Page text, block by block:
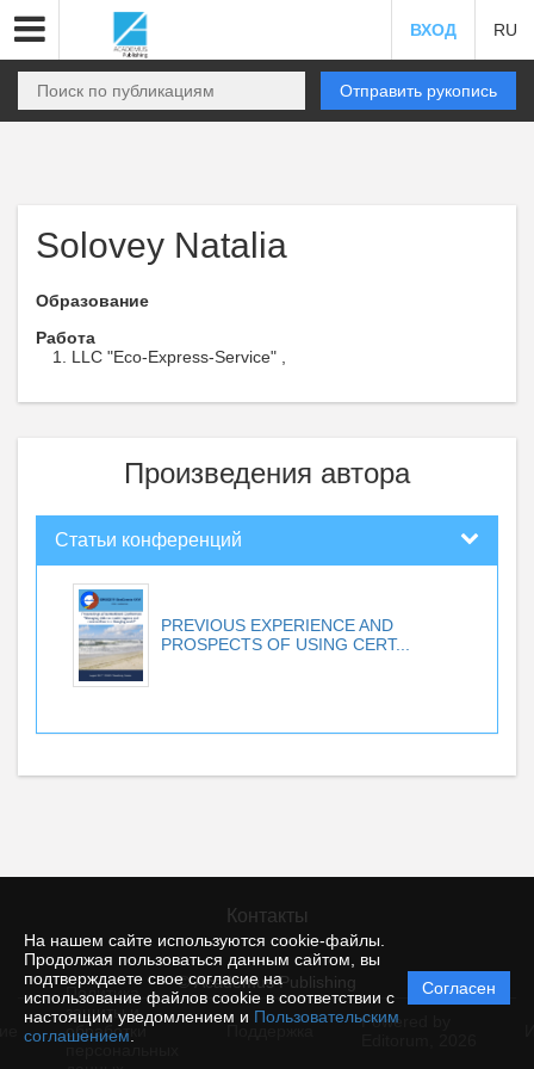
На нашем сайте используются cookie-файлы.
Продолжая пользоваться данным сайтом, вы
подтверждаете свое согласие на
использование файлов cookie в соответствии с
настоящим уведомлением и Пользовательским
соглашением
Согласен
ВХОД RU
Отправить рукопись
Solovey Natalia
Образование
Работа
LLC "Eco-Express-Service" ,
Произведения автора
Статьи конференций
PREVIOUS EXPERIENCE AND
PROSPECTS OF USING CERT...
Контакты
© Academus Publishing
Политика
защиты и
обработки
Powered by